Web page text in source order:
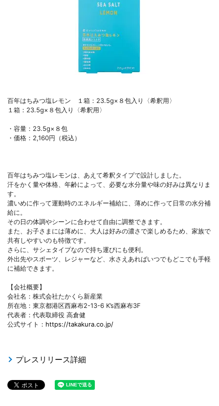
百年はちみつ塩レモン １箱：23.5g×８包入り〈希釈用〉
１箱：23.5g×８包入り〈希釈用〉
・容量：23.5g×８包
・価格：2,160円（税込）
百年はちみつ塩レモンは、あえて希釈タイプで設計しました。
汗をかく量や体格、年齢によって、必要な水分量や味の好みは異なりま
す。
濃いめに作って運動時のエネルギー補給に、薄めに作って日常の水分補
給に。
その日の体調やシーンに合わせて自由に調整できます。
また、お子さまには薄めに、大人は好みの濃さで楽しめるため、家族で
共有しやすいのも特徴です。
さらに、サシェタイプなので持ち運びにも便利。
外出先やスポーツ、レジャーなど、水さえあればいつでもどこでも手軽
に補給できます。
【会社概要】
会社名：株式会社たかくら新産業
所在地：東京都港区西麻布2-13-6 K’s西麻布3F
代表者：代表取締役 高倉健
公式サイト： https://takakura.co.jp/
プレスリリース詳細